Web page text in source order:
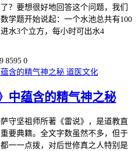
？要想很好地回答这个问题，我们
学题开始说起：一个水池总共有100
水3个立方，每小时可出水4
8595 0
道医文化
中蕴含的精气神之秘
守坚祖师所著《雷说》，是道教直
要典籍。全文字数虽然不多，但于
一一点拨，对后世修真之人特别是